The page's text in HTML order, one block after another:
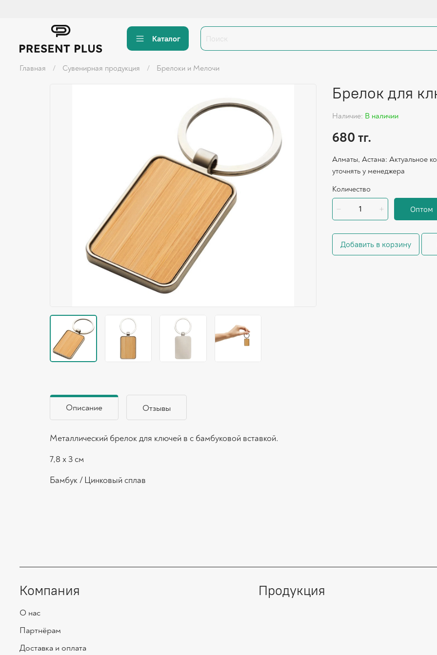
Каталог
Главная Сувенирная продукция Брелоки и Мелочи
Наличие: В наличии
Брелок для
680 тг.
Алматы, Астана: Актуальное
уточнять у менеджера
Количество
Оптом
Добавить в корзину
Описание Отзывы
Металлический брелок для ключей в с бамбуковой вставкой.
7,8 x 3 cм
Бамбук / Цинковый сплав
Компания
О нас
Партнёрам
Доcтавка и оплата
Продукция